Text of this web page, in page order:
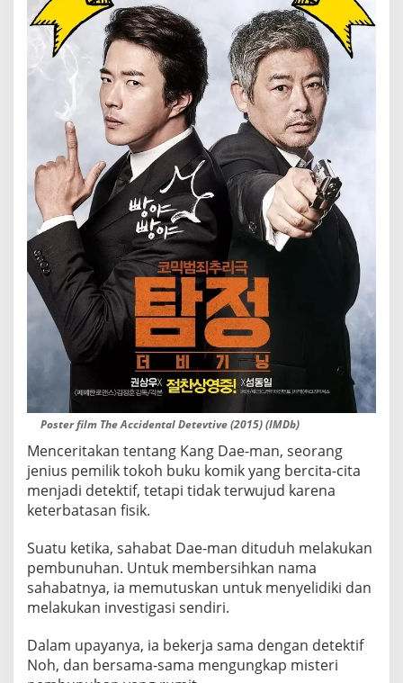
Poster film The Accidental Detevtive (2015) (IMDb)
Menceritakan tentang Kang Dae-man, seorang
jenius pemilik tokoh buku komik yang bercita-cita
menjadi detektif, tetapi tidak terwujud karena
keterbatasan fisik.
Suatu ketika, sahabat Dae-man dituduh melakukan
pembunuhan. Untuk membersihkan nama
sahabatnya, ia memutuskan untuk menyelidiki dan
melakukan investigasi sendiri.
Dalam upayanya, ia bekerja sama dengan detektif
Noh, dan bersama-sama mengungkap misteri